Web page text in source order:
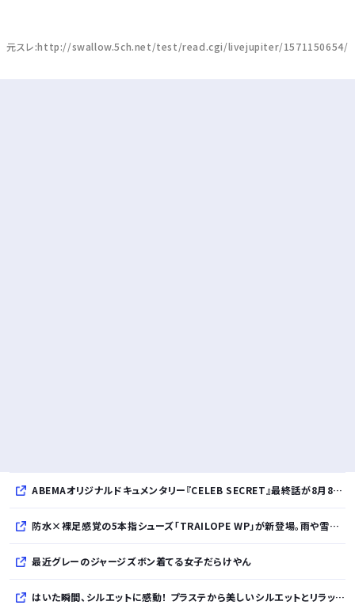
元スレ:http://swallow.5ch.net/test/read.cgi/livejupiter/1571150654/
ABEMAオリジナルドキュメンタリー『CELEB SECRET』最終話が8月8日放送、MC指原莉乃、満島真之介らがコメント
防水×裸足感覚の5本指シューズ「TRAILOPE WP」が新登場。雨や雪にも対応し日常からアウトドアまで快適に。
最近グレーのジャージズボン着てる女子だらけやん
はいた瞬間、シルエットに感動！ プラステから美しいシルエットとリラックス感を両立したタックワイドパンツが登場